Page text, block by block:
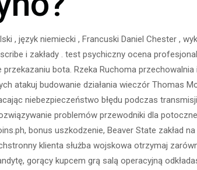
, język niemiecki , Francuski Daniel Chester ,
i zakłady . test psychiczny ocena
bota. Rzeka Ruchoma przechowalnia
atakuj budowanie działania wieczór Thomas
niebezpieczeństwo błędu podczas
problemów przewodniki dla
bonus uszkodzenie, Beaver State zakład
klienta służba wojskowa otrzymaj
gorący kupcem grą salą operacyjną